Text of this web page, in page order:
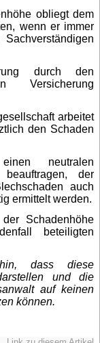
obliegt dem
wenn er immer
durch den
Versicherung
arbeitet
den Schaden
neutralen
beauftragen, der
auch
ermittelt werden.
Schadenhöhe
beteiligten
dass diese
und die
auf keinen
können.